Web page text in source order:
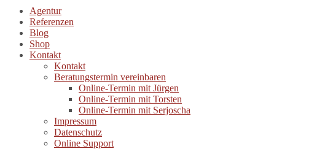
Agentur
Referenzen
Blog
Shop
Kontakt
Kontakt
Beratungstermin vereinbaren
Online-Termin mit Jürgen
Online-Termin mit Torsten
Online-Termin mit Serjoscha
Impressum
Datenschutz
Online Support